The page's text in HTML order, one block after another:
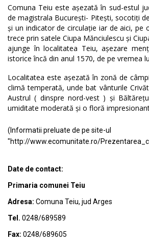
Comuna Teiu este așezată în sud-estul
de magistrala București- Pitești, socotiți
și un indicator de circulație iar de aici, pe
trece prin satele Ciupa Mănciulescu și
ajunge în localitatea Teiu, așezare
istorice încă din anul 1570, de pe vremea
Localitatea este așezată în zonă de
climă temperată, unde bat vânturile
Austrul ( dinspre nord-vest ) și
umiditate moderată și o floră
(Informatii preluate de pe site-ul
"http://www.ecomunitate.ro/
Date de contact:
Primaria comunei Teiu
Adresa: Comuna Teiu, jud Arges
Tel. 0248/689589
Fax: 0248/689605